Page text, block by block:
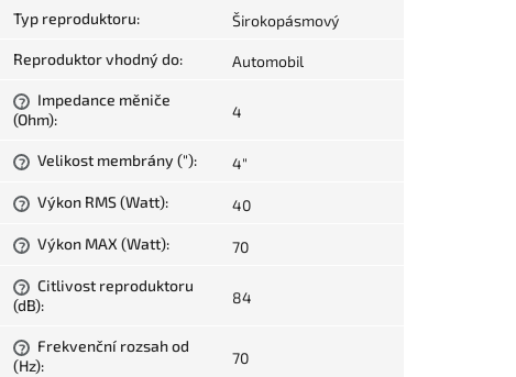
Typ reproduktoru: Širokopásmový
Reproduktor vhodný do: Automobil
?
Impedance měniče
(Ohm): 4
? Velikost membrány ("): 4"
? Výkon RMS (Watt): 40
? Výkon MAX (Watt): 70
?
Citlivost reproduktoru
(dB): 84
?
Frekvenční rozsah od
(Hz): 70